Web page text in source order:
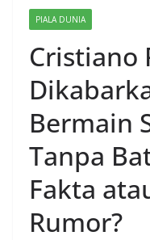
PIALA DUNIA
Cristiano
Bermain
Tanpa
Fakta
Rumor?